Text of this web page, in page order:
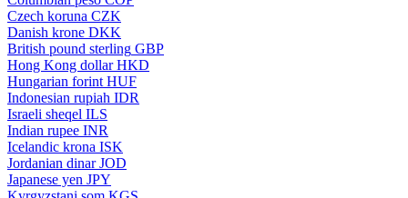
Czech koruna CZK
Danish krone DKK
British pound sterling GBP
Hong Kong dollar HKD
Hungarian forint HUF
Indonesian rupiah IDR
Israeli sheqel ILS
Indian rupee INR
Icelandic krona ISK
Jordanian dinar JOD
Japanese yen JPY